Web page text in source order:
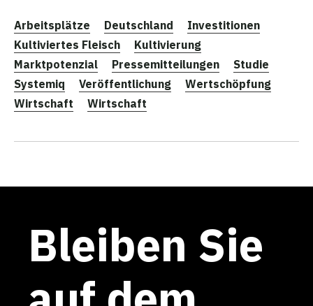
Arbeitsplätze Deutschland
Investitionen
Kultiviertes Fleisch
Kultivierung
Marktpotenzial
Pressemitteilungen
Studie
Systemiq
Veröffentlichung
Wertschöpfung
Wirtschaft
Wirtschaft
Bleiben Sie